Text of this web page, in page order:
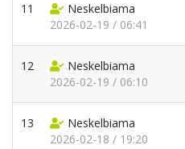
11
Neskelbiama
2026-02-19 / 06:41
12
Neskelbiama
2026-02-19 / 06:10
13
Neskelbiama
2026-02-18 / 19:20